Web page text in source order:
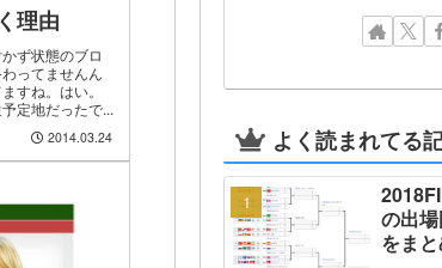
理由
ず状態のブロ
ってませんん
すね。はい。
定地だったで...
2014.03.24 よく読まれてる
の出
をま